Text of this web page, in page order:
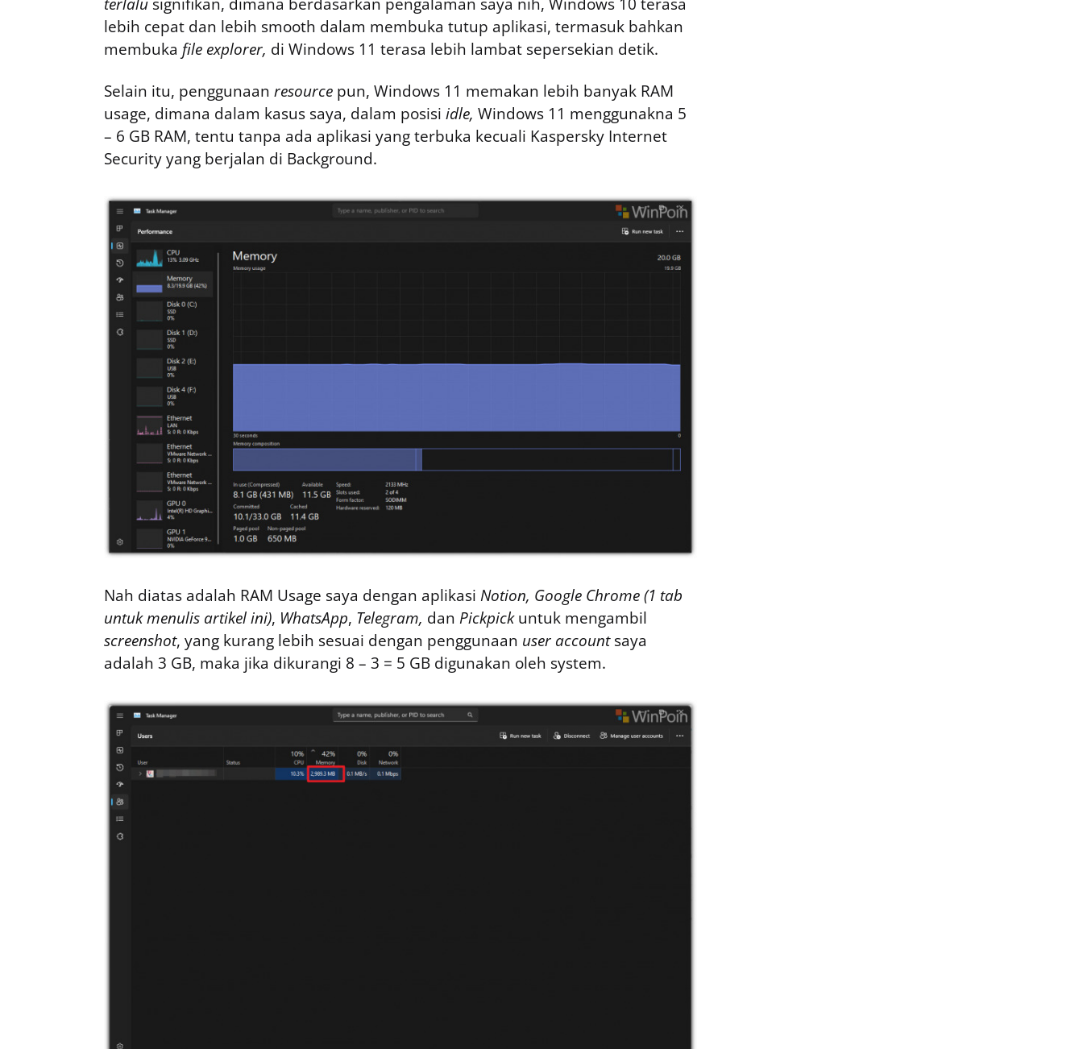
terlalu signifikan, dimana berdasarkan pengalaman saya nih, Windows 10 terasa
lebih cepat dan lebih smooth dalam membuka tutup aplikasi, termasuk bahkan
membuka file explorer, di Windows 11 terasa lebih lambat sepersekian detik.
Selain itu, penggunaan resource pun, Windows 11 memakan lebih banyak RAM
usage, dimana dalam kasus saya, dalam posisi idle, Windows 11 menggunakna 5
– 6 GB RAM, tentu tanpa ada aplikasi yang terbuka kecuali Kaspersky Internet
Security yang berjalan di Background.
Nah diatas adalah RAM Usage saya dengan aplikasi Notion, Google Chrome (1 tab
untuk menulis artikel ini), WhatsApp, Telegram, dan Pickpickuntuk mengambil
screenshot, yang kurang lebih sesuai dengan penggunaan user accountsaya
adalah 3 GB, maka jika dikurangi 8 – 3 = 5 GB digunakan oleh system.